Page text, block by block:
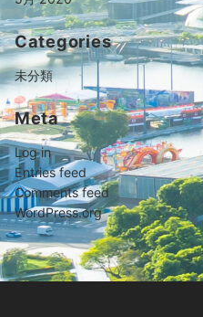
Categories
未分類
Meta
Log in
Entries feed
Comments feed
WordPress.org